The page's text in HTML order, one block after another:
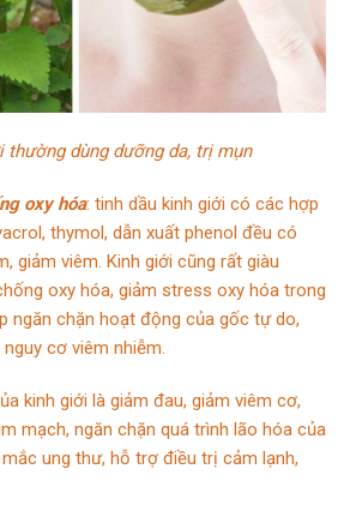
thường dùng dưỡng da, trị mụn
oxy hóa: tinh dầu kinh giới có các hợp
thymol, dẫn xuất phenol đều có
giảm viêm. Kinh giới cũng rất giàu
oxy hóa, giảm stress oxy hóa trong
ngăn chặn hoạt động của gốc tự do,
cơ viêm nhiễm.
kinh giới là giảm đau, giảm viêm cơ,
mạch, ngăn chặn quá trình lão hóa của
ung thư, hỗ trợ điều trị cảm lạnh,